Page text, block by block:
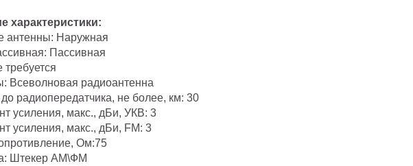
характеристики:
антенны: Наружная
Пассивная
Всеволновая радиоантенна
радиопередатчика, не более, км: 30
усиления, макс., дБи, УКВ: 3
усиления, макс., дБи, FM: 3
Ом:75
Штекер АМ\ФМ